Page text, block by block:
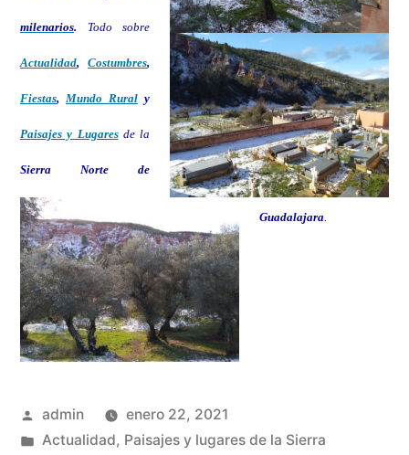
milenarios. Todo sobre
Actualidad, Costumbres,
Fiestas, Mundo Rural y
Paisajes y Lugares de la
Sierra Norte de
Guadalajara.
Publicado
por
admin
enero 22, 2021
Publicado
Actualidad, Paisajes y lugares de la Sierra